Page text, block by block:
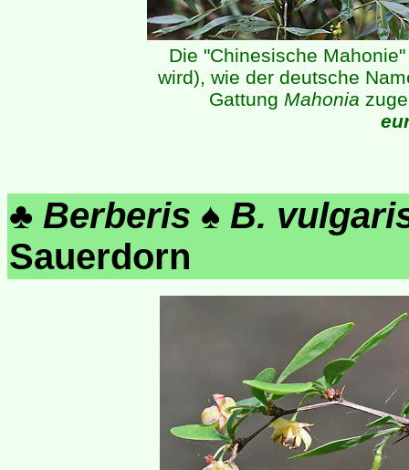
Die "Chinesische
wird), wie der deutsche
Gattung Mahonia
♣ Berberis ♠ B.
Sauerdorn